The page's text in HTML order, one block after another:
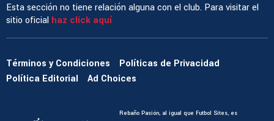
Esta sección no tiene relación alguna con el club. Para visitar el
sitio oficial haz click aquí
Términos y Condiciones
Políticas de Privacidad
Política Editorial
Ad Choices
Rebaño Pasión, al igual que Futbol Sites, es